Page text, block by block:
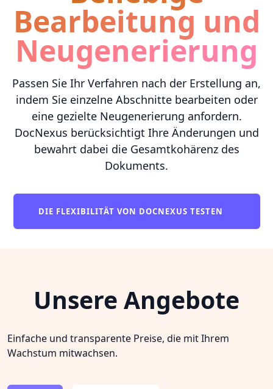
Bearbeitung und
Neugenerierung
Passen Sie Ihr Verfahren nach der Erstellung an,
indem Sie einzelne Abschnitte bearbeiten oder
eine gezielte Neugenerierung anfordern.
DocNexus berücksichtigt Ihre Änderungen und
bewahrt dabei die Gesamtkohärenz des
Dokuments.
DIE FLEXIBILITÄT VON DOCNEXUS TESTEN
Unsere Angebote
Einfache und transparente Preise, die mit Ihrem
Wachstum mitwachsen.